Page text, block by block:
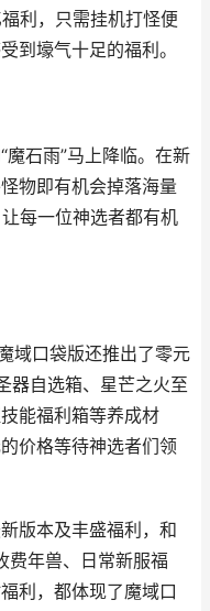
利，只需挂机打怪便
到壕气十足的福利。
石雨”马上降临。在新
物即有机会掉落海量
每一位神选者都有机
口袋版还推出了零元
器自选箱、星芒之火至
能福利箱等养成材
价格等待神选者们领
版本及丰盛福利，和
费年兽、日常新服福
利，都体现了魔域口